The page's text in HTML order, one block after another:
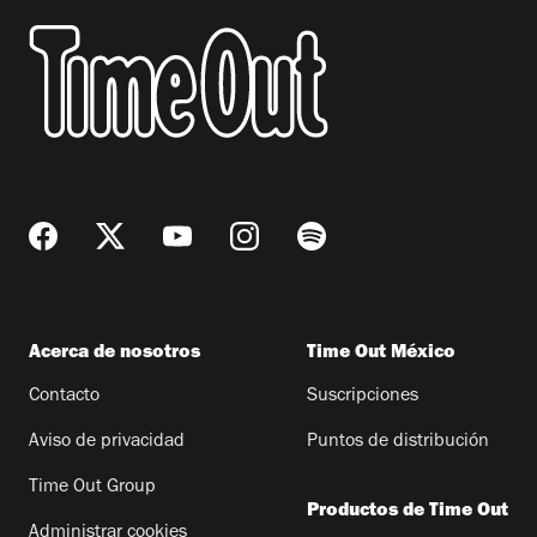
Acerca de nosotros
Contacto
Aviso de privacidad
Time Out Group
Time Out México
Suscripciones
Puntos de distribución
Productos de Time Out